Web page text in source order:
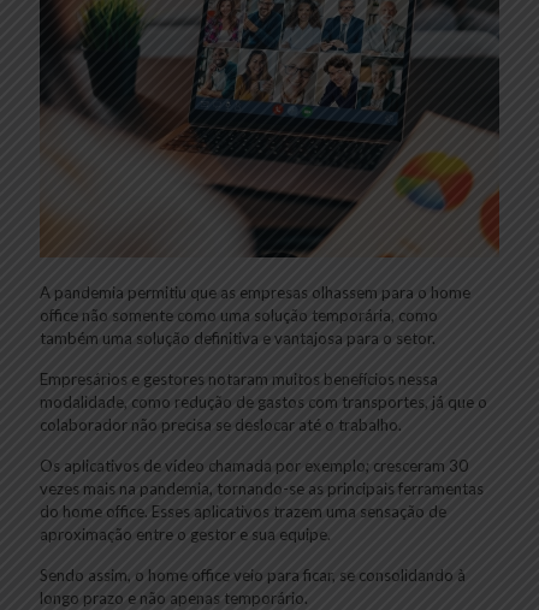
A pandemia permitiu que as empresas olhassem para o home
office não somente como uma solução temporária, como
também uma solução definitiva e vantajosa para o setor.
Empresários e gestores notaram muitos benefícios nessa
modalidade, como redução de gastos com transportes, já que o
colaborador não precisa se deslocar até o trabalho.
Os aplicativos de vídeo chamada por exemplo; cresceram 30
vezes mais na pandemia, tornando-se as principais ferramentas
do home office. Esses aplicativos trazem uma sensação de
aproximação entre o gestor e sua equipe.
Sendo assim, o home office veio para ficar, se consolidando à
longo prazo e não apenas temporário.